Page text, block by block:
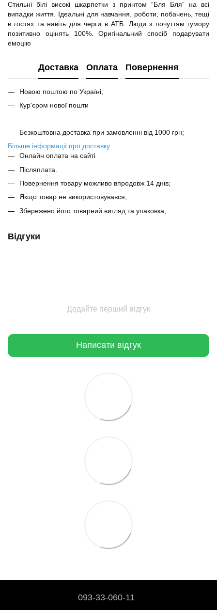
Стильні білі високі шкарпетки з принтом “Бля Бля” на всі
випадки життя. Ідеальні для навчання, роботи, побачень, тещі
в гостях та навіть для черги в АТБ. Люди з почуттям гумору
позитивно оцінять 100%. Оригінальний спосіб подарувати
емоцію
Доставка Оплата Повернення
Новою поштою по Україні;
Кур'єром нової пошти
Безкоштовна доставка при замовленні від 1000 грн;
Більше інформації про доставку
Онлайн оплата на сайті
Післяплата.
Повернення товару можливо впродовж 14 днів;
Якщо товар не використовувався;
Збережено його товарний вигляд та упаковка;
Відгуки
Додайте перший відгук
Написати відгук
093-33-060-11